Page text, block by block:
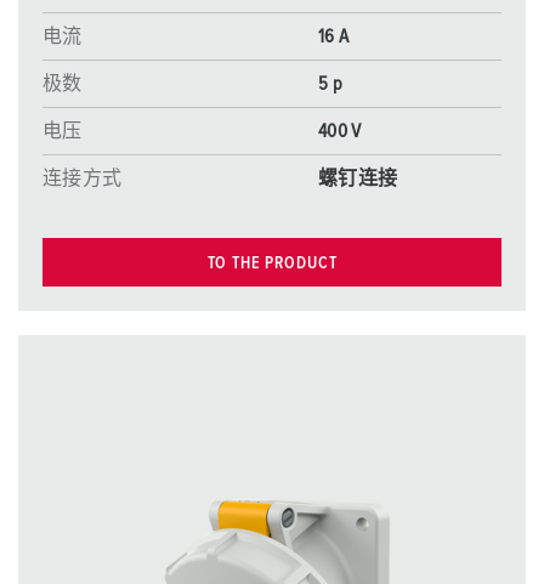
电流 16 A
极数 5 p
电压 400 V
连接方式 螺钉连接
TO THE PRODUCT